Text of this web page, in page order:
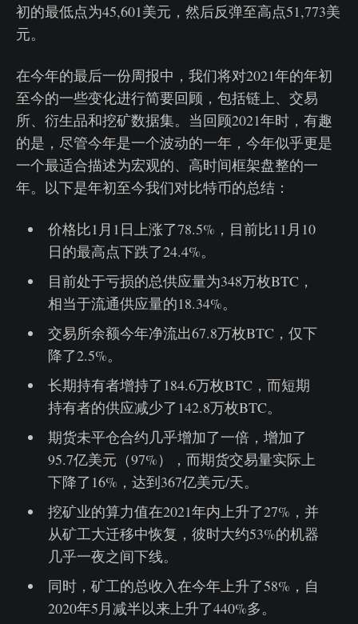
初的最低点为45,601美元，然后反弹至高点51,773美
元。
在今年的最后一份周报中，我们将对2021年的年初
至今的一些变化进行简要回顾，包括链上、交易
所、衍生品和挖矿数据集。当回顾2021年时，有趣
的是，尽管今年是一个波动的一年，今年似乎更是
一个最适合描述为宏观的、高时间框架盘整的一
年。以下是年初至今我们对比特币的总结：
价格比1月1日上涨了78.5%，目前比11月10
日的最高点下跌了24.4%。
目前处于亏损的总供应量为348万枚BTC，
相当于流通供应量的18.34%。
交易所余额今年净流出67.8万枚BTC，仅下
降了2.5%。
长期持有者增持了184.6万枚BTC，而短期
持有者的供应减少了142.8万枚BTC。
期货未平仓合约几乎增加了一倍，增加了
95.7亿美元（97%），而期货交易量实际上
下降了16%，达到367亿美元/天。
挖矿业的算力值在2021年内上升了27%，并
从矿工大迁移中恢复，彼时大约53%的机器
几乎一夜之间下线。
同时，矿工的总收入在今年上升了58%，自
2020年5月减半以来上升了440%多。